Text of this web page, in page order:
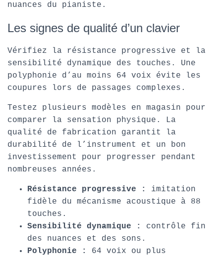
nuances du pianiste.
Les signes de qualité d’un clavier
Vérifiez la résistance progressive et la
sensibilité dynamique des touches. Une
polyphonie d’au moins 64 voix évite les
coupures lors de passages complexes.
Testez plusieurs modèles en magasin pour
comparer la sensation physique. La
qualité de fabrication garantit la
durabilité de l’instrument et un bon
investissement pour progresser pendant
nombreuses années.
Résistance progressive :
imitation
fidèle du mécanisme acoustique à 88
touches.
Sensibilité dynamique :
contrôle fin
des nuances et des sons.
Polyphonie :
64 voix ou plus